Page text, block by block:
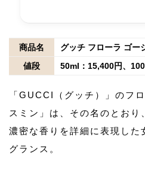
商品名
グッチ フローラ ゴー
値段
50ml：15,400円、
「GUCCI（グッチ）」のフ
スミン」は、その名のとおり
濃密な香りを詳細に表現した
グランス。